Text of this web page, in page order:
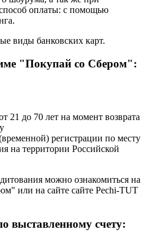
оплаты: с помощью
виды банковских карт.
"Покупай со Сбером":
21 до 70 лет на момент возврата
регистрации по месту
на территории Российской
можно ознакомиться на
или на сайте сайте Pechi-TUT
выставленному счету: